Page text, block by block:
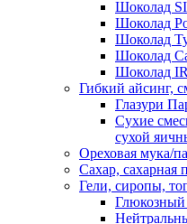
Шоколад
Шоколад
Шоколад
Шоколад
Шоколад
Гибкий айсинг,
Глазури
Сухие
сухой
Ореховая мука/
Сахар, сахарная
Гели, сиропы,
Глюкозный